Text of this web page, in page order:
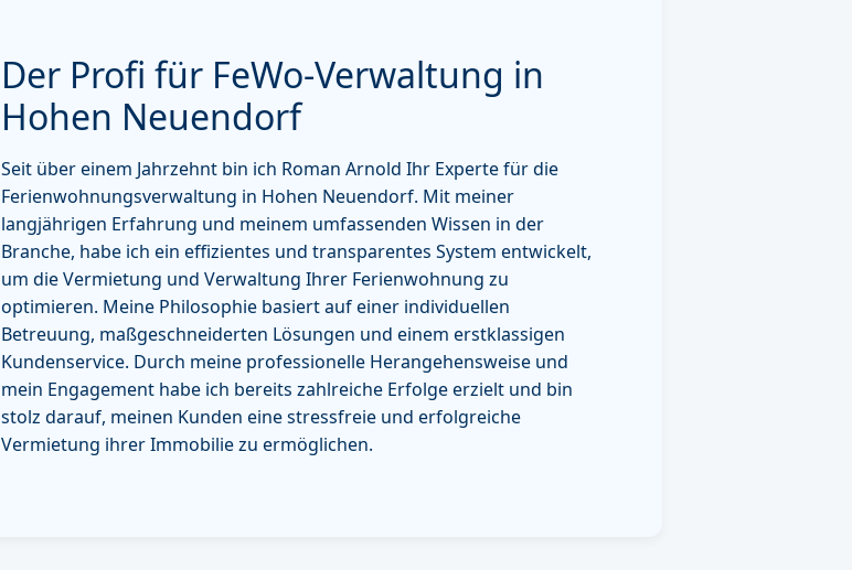
Der Profi für FeWo-Verwaltung in
Hohen Neuendorf
Seit über einem Jahrzehnt bin ich Roman Arnold Ihr Experte für die
Ferienwohnungsverwaltung in Hohen Neuendorf. Mit meiner
langjährigen Erfahrung und meinem umfassenden Wissen in der
Branche, habe ich ein effizientes und transparentes System entwickelt,
um die Vermietung und Verwaltung Ihrer Ferienwohnung zu
optimieren. Meine Philosophie basiert auf einer individuellen
Betreuung, maßgeschneiderten Lösungen und einem erstklassigen
Kundenservice. Durch meine professionelle Herangehensweise und
mein Engagement habe ich bereits zahlreiche Erfolge erzielt und bin
stolz darauf, meinen Kunden eine stressfreie und erfolgreiche
Vermietung ihrer Immobilie zu ermöglichen.